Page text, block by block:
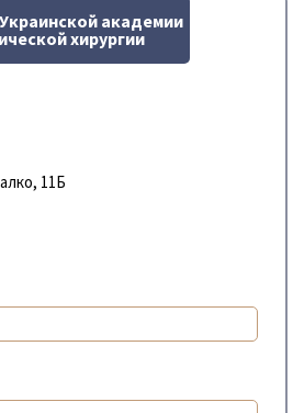
академии
хирургии
11Б